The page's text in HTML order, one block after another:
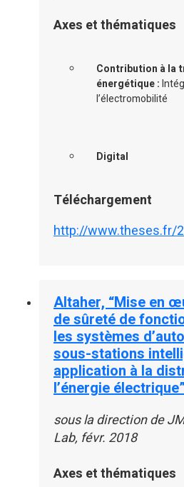
Axes et thématiques
Contribution à la
énergétique :
l’électromobilité
Digital
Téléchargement
http://www.theses.fr/
Altaher, “Mise en
de sûreté de
les systèmes
sous-stations
application à la
l’énergie
sous la direction de
Lab, févr. 2018
Axes et thématiques